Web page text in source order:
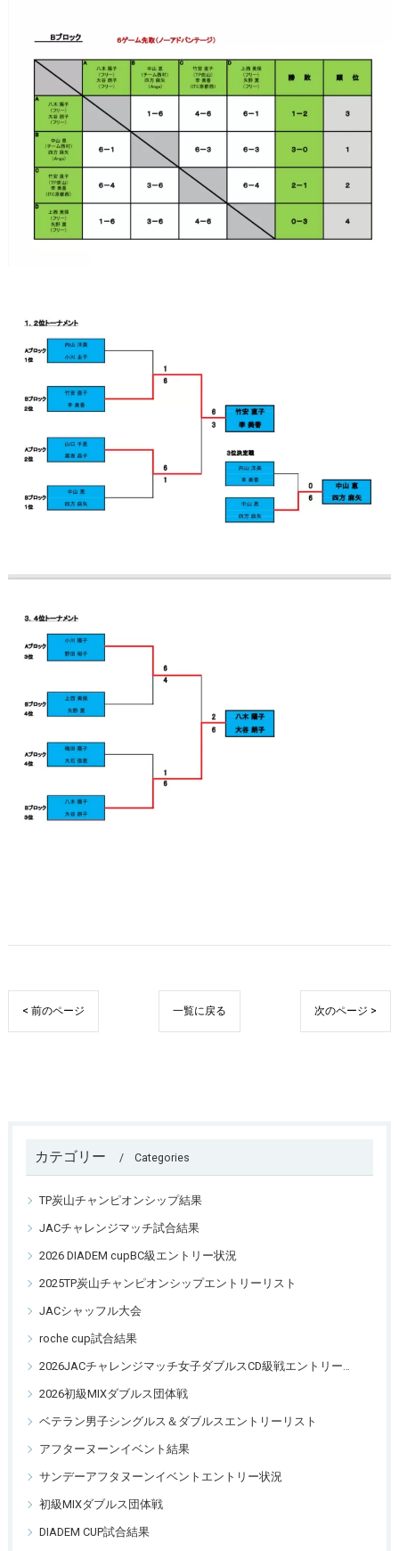
< 前のページ 一覧に戻る 次のページ >
カテゴリー Categories
TP炭山チャンピオンシップ結果
JACチャレンジマッチ試合結果
2026 DIADEM cupBC級エントリー状況
2025TP炭山チャンピオンシップエントリーリスト
JACシャッフル大会
roche cup試合結果
2026JACチャレンジマッチ女子ダブルスCD級戦エントリーリスト
2026初級MIXダブルス団体戦
ベテラン男子シングルス＆ダブルスエントリーリスト
アフターヌーンイベント結果
サンデーアフタヌーンイベントエントリー状況
初級MIXダブルス団体戦
DIADEM CUP試合結果